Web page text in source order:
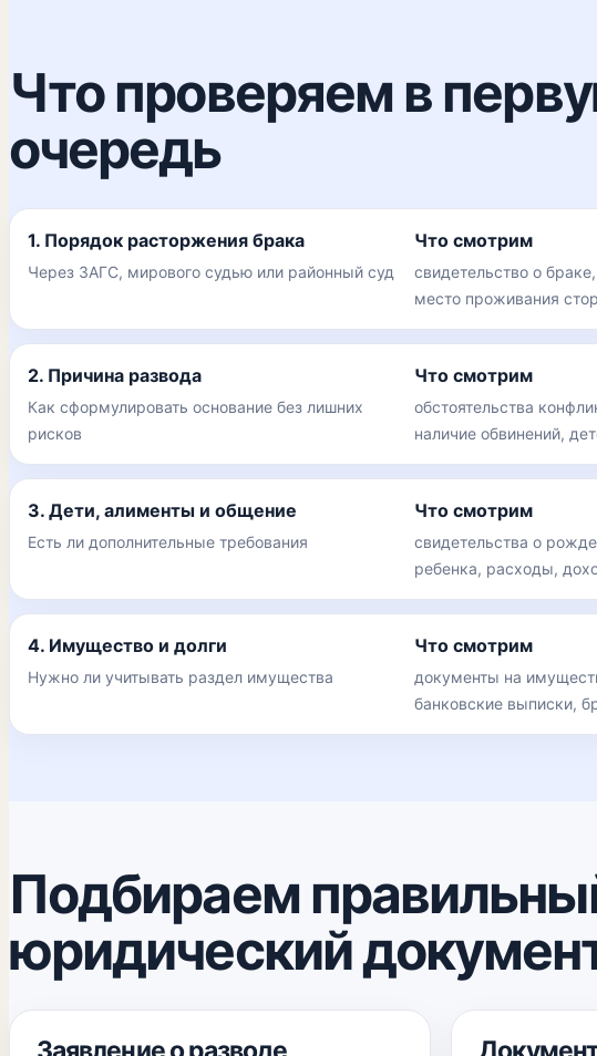
Что проверяем в
очередь
1. Порядок расторжения брака
Через ЗАГС, мирового судью или районный суд
Что смотрим
свидетельство о
место проживания
2. Причина развода
Как сформулировать основание без лишних
рисков
Что смотрим
обстоятельства
наличие обвинений,
3. Дети, алименты и общение
Есть ли дополнительные требования
Что смотрим
свидетельства о
ребенка, расходы,
4. Имущество и долги
Нужно ли учитывать раздел имущества
Что смотрим
документы на
банковские выписки,
Подбираем
юридический